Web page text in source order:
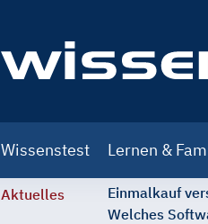
navigation
Wissenstest Lernen &
Aktuelles
Einmalkauf
Welches